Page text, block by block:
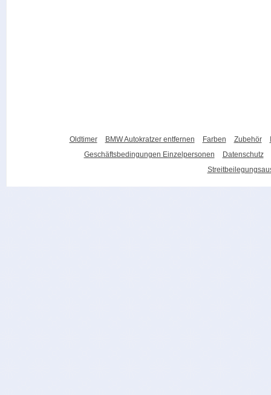
Oldtimer BMW Autokratzer entfernen Farben Zubehör
Geschäftsbedingungen Einzelpersonen
Datenschutz